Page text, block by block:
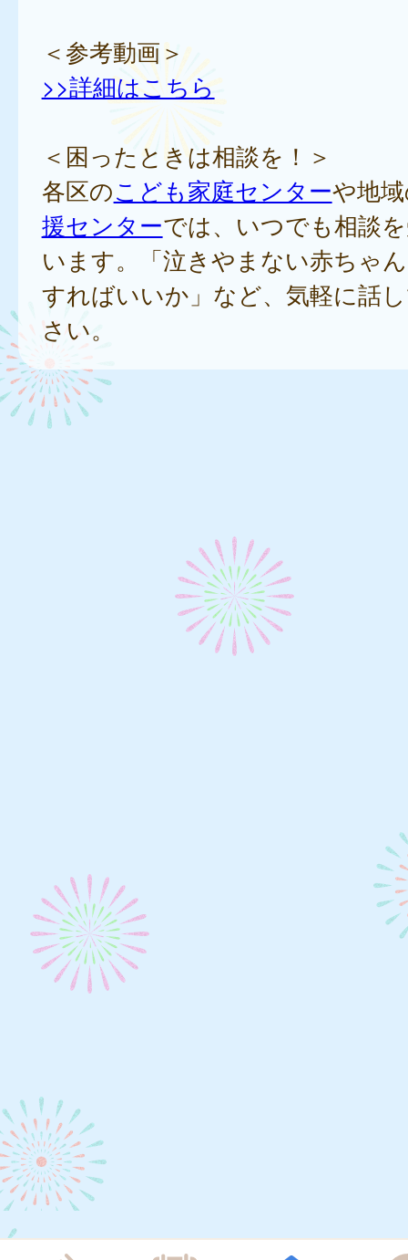
＜参考動画＞
>>詳細はこちら
＜困ったときは相談を！＞
各区のこども家庭センターや地
援センターでは、いつでも相談
います。「泣きやまない赤ちゃ
すればいいか」など、気軽に話
さい。